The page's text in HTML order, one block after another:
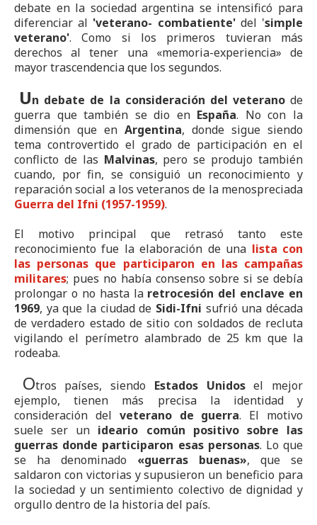
debate en la sociedad argentina se intensificó para
diferenciar al 'veterano- combatiente' del 'simple
veterano'. Como si los primeros tuvieran más
derechos al tener una «memoria-experiencia» de
mayor trascendencia que los segundos.
Un debate de la consideración del veterano de
guerra que también se dio en España. No con la
dimensión que en Argentina, donde sigue siendo
tema controvertido el grado de participación en el
conflicto de las Malvinas, pero se produjo también
cuando, por fin, se consiguió un reconocimiento y
reparación social a los veteranos de la menospreciada
Guerra del Ifni (1957-1959).
El motivo principal que retrasó tanto este
reconocimiento fue la elaboración de una lista con
las personas que participaron en las campañas
militares; pues no había consenso sobre si se debía
prolongar o no hasta la retrocesión del enclave en
1969, ya que la ciudad de Sidi-Ifni sufrió una década
de verdadero estado de sitio con soldados de recluta
vigilando el perímetro alambrado de 25 km que la
rodeaba.
Otros países, siendo Estados Unidosel mejor
ejemplo, tienen más precisa la identidad y
consideración del veterano de guerra. El motivo
suele ser un ideario común positivo sobre las
guerras donde participaron esas personas. Lo que
se ha denominado «guerras buenas», que se
saldaron con victorias y supusieron un beneficio para
la sociedad y un sentimiento colectivo de dignidad y
orgullo dentro de la historia del país.